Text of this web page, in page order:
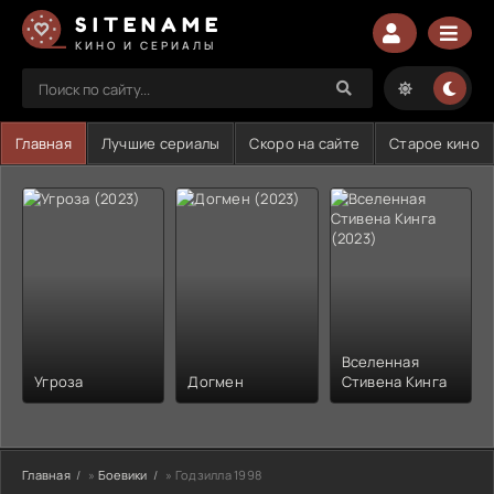
SITENAME
КИНО И СЕРИАЛЫ
Главная Лучшие сериалы Скоро на сайте Старое кино
Угроза Догмен
Вселенная
Стивена Кинга
Главная » Боевики » Годзилла 1998